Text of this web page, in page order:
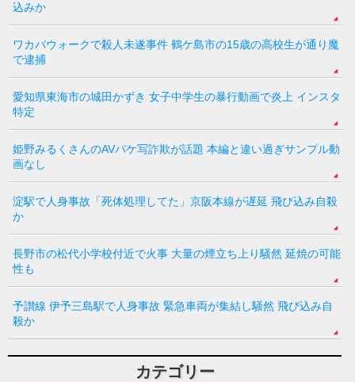
込みか
ワカバウォークで殺人未遂事件 鶴ケ島市の15歳の高校生が通り魔
で逮捕
愛知県東海市の城田かずき 女子中学生の暴行動画で炎上 インスタ
特定
姫野みるくさんのAVパケ写詐欺が話題 本編と違い過ぎサンプル動
画なし
淀駅で人身事故「死体処理してた」京阪本線が遅延 飛び込み自殺
か
長野市の松代小学校付近で火事 大量の煙立ち上り騒然 延焼の可能
性も
予讃線 伊予三島駅で人身事故 緊急車両が集結し騒然 飛び込み自
殺か
カテゴリー